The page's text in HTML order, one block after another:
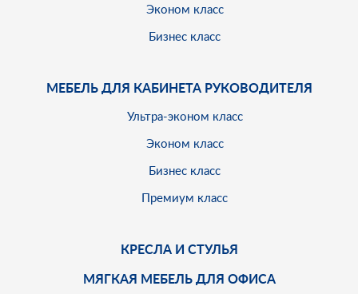
Эконом класс
Бизнес класс
МЕБЕЛЬ ДЛЯ КАБИНЕТА РУКОВОДИТЕЛЯ
Ультра-эконом класс
Эконом класс
Бизнес класс
Премиум класс
КРЕСЛА И СТУЛЬЯ
МЯГКАЯ МЕБЕЛЬ ДЛЯ ОФИСА